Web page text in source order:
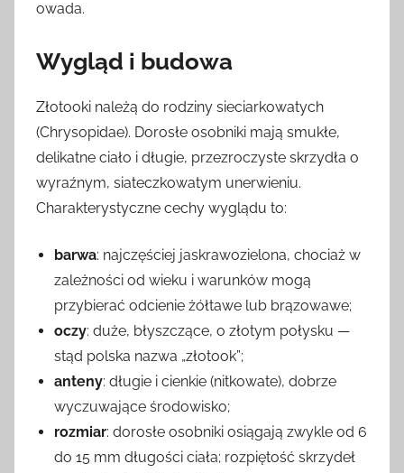
owada.
Wygląd i budowa
Złotooki należą do rodziny sieciarkowatych
(Chrysopidae). Dorosłe osobniki mają smukłe,
delikatne ciało i długie, przezroczyste skrzydła o
wyraźnym, siateczkowatym unerwieniu.
Charakterystyczne cechy wyglądu to:
barwa: najczęściej jaskrawozielona, chociaż w
zależności od wieku i warunków mogą
przybierać odcienie żółtawe lub brązowawe;
oczy: duże, błyszczące, o złotym połysku —
stąd polska nazwa „złotook”;
anteny: długie i cienkie (nitkowate), dobrze
wyczuwające środowisko;
rozmiar: dorosłe osobniki osiągają zwykle od 6
do 15 mm długości ciała; rozpiętość skrzydeł